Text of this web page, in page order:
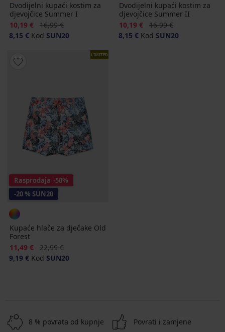
Dvodijelni kupaći kostim za
djevojčice Summer I
Popust
10,19 € Prvobitna cijena
16,99 €
8,15 € Kod SUN20
Dvodijelni kupaći kostim za
djevojčice Summer II
Popust
10,19 € Prvobitna cijena
16,99 €
8,15 € Kod SUN20
LIMITED
Rasprodaja -50%
-20 % SUN20
Kupaće hlače za dječake Old
Forest
Popust
11,49 € Prvobitna cijena
22,99 €
9,19 € Kod SUN20
8 % povrata od kupnje Povrati i zamjene